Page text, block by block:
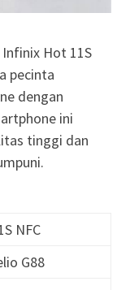
Hot 11S
pecinta
dengan
ini
tinggi dan
NFC
G88